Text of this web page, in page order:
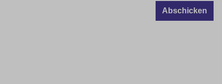
Abschicken